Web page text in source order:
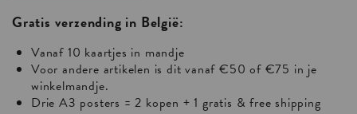
Gratis verzending in België:
Vanaf 10 kaartjes in mandje
Voor andere artikelen is dit vanaf €50 of €75 in je
winkelmandje.
Drie A3 posters = 2 kopen + 1 gratis & free shipping